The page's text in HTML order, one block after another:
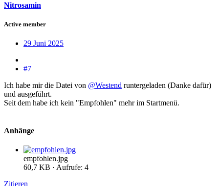
Nitrosamin
Active member
29 Juni 2025
#7
Ich habe mir die Datei von @Westend runtergeladen (Danke dafür)
und ausgeführt.
Seit dem habe ich kein "Empfohlen" mehr im Startmenü.
Anhänge
empfohlen.jpg
60,7 KB · Aufrufe: 4
Zitieren